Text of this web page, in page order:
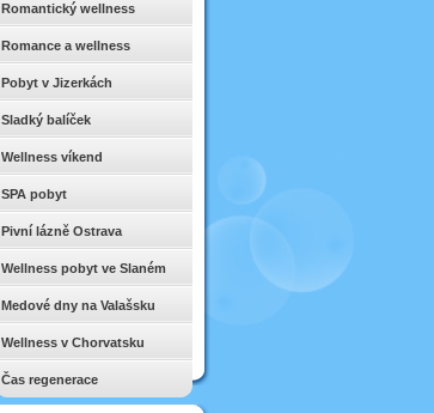
Romantický wellness
Romance a wellness
Pobyt v Jizerkách
Sladký balíček
Wellness víkend
SPA pobyt
Pivní lázně Ostrava
Wellness pobyt ve Slaném
Medové dny na Valašsku
Wellness v Chorvatsku
Čas regenerace